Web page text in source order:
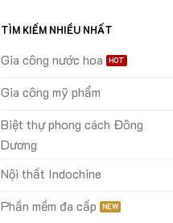
TÌM KIẾM NHIỀU NHẤT
Gia công nước hoa
Gia công mỹ phẩm
Biệt thự phong cách Đông
Dương
Nội thất Indochine
Phần mềm đa cấp